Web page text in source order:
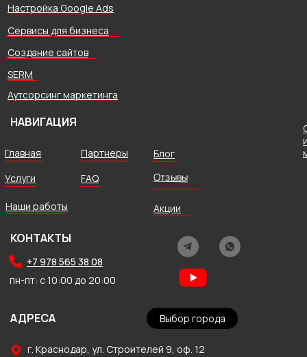
Сервисы для бизнеса
Создание сайтов
Аутсорсинг маркетинга
SERM
+7 978 565 38 08
пн-пт: с 10:00 до 20:00
КОНТАКТЫ
НАВИГАЦИЯ
АДРЕСА
г. Краснодар, ул. Строителей 9, оф. 12
Главная
Услуги
Наши работы
Отзывы
Партнеры
FAQ
Блог
Выбор города
Акции
Настройка Google Ads